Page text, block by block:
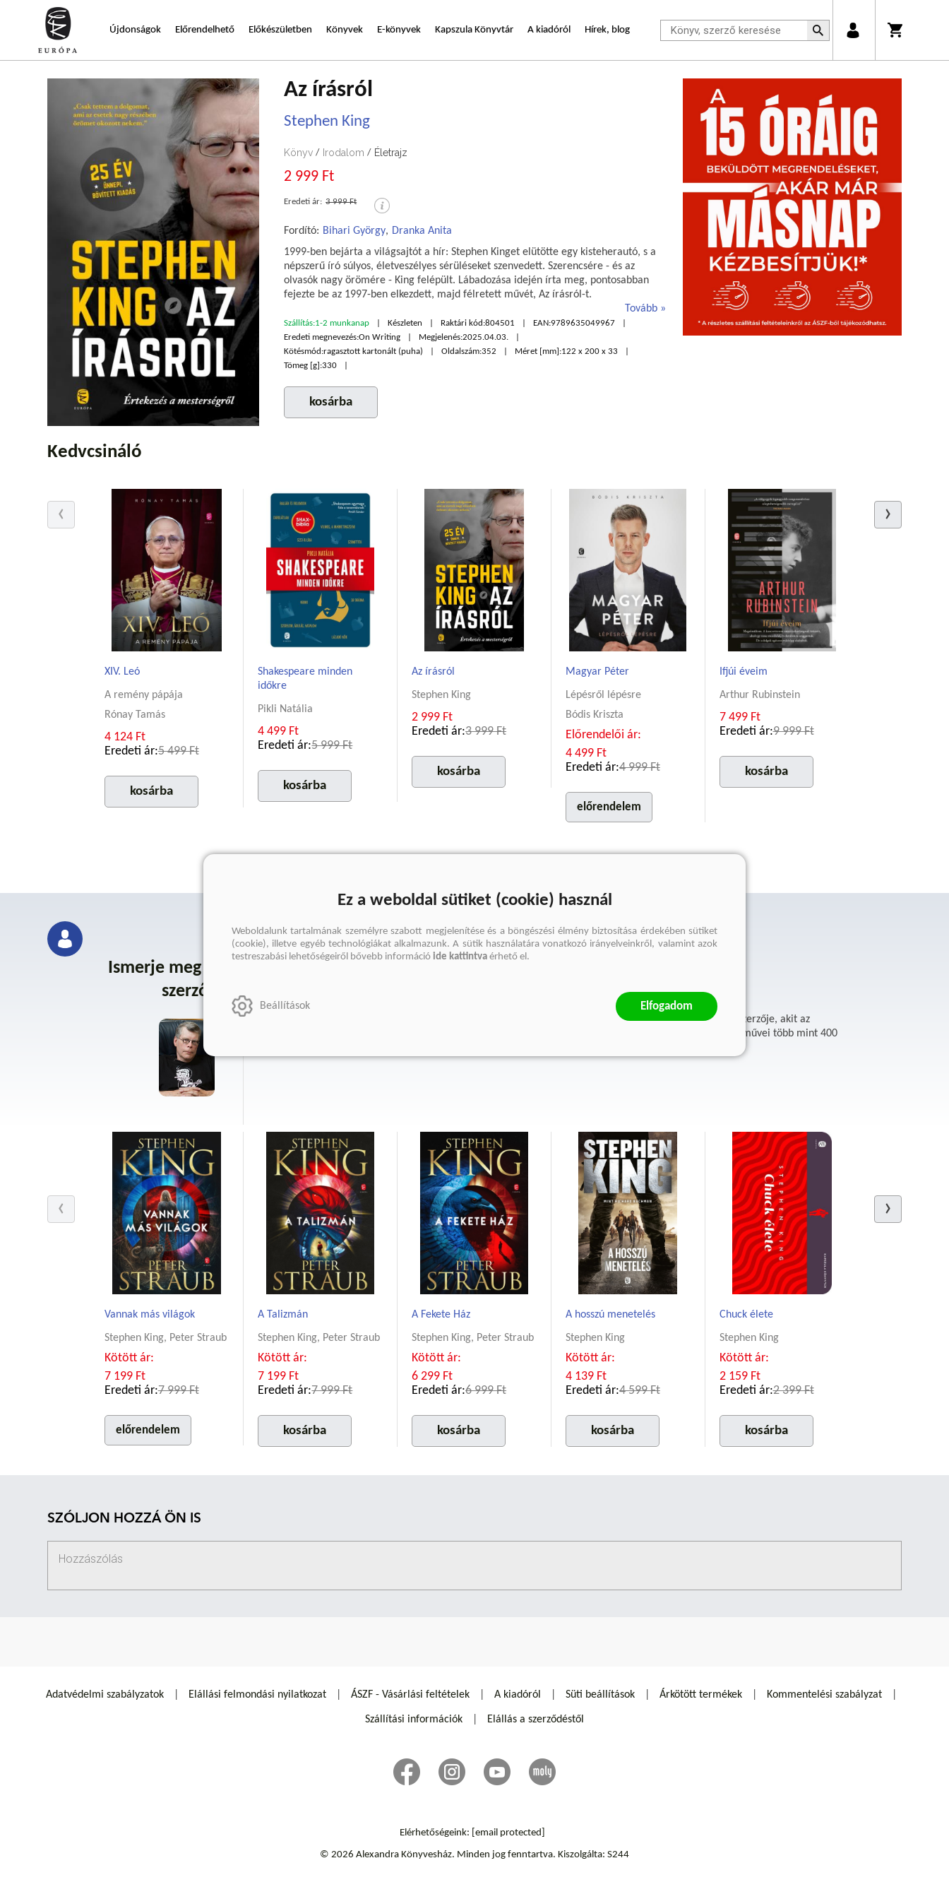
Újdonságok Előrendelhető Előkészületben Könyvek E-könyvek Kapszula Könyvtár A kiadóról Hírek, blog
Az írásról
Stephen King
Könyv / Irodalom / Életrajz
2 999 Ft
Eredeti ár: 3 999 Ft
Fordító: Bihari György, Dranka Anita
1999-ben bejárta a világsajtót a hír: Stephen Kinget elütötte egy kisteherautó, s a
népszerű író súlyos, életveszélyes sérüléseket szenvedett. Szerencsére - és az
olvasók nagy örömére - King felépült. Lábadozása idején írta meg, pontosabban
fejezte be az 1997-ben elkezdett, majd félretett művét, Az írásról-t.
Tovább
Szállítás:1-2 munkanap Készleten Raktári kód:804501 EAN:9789635049967
Eredeti megnevezés:On Writing Megjelenés:2025.04.03.
Kötésmód:ragasztott kartonált (puha) Oldalszám:352 Méret [mm]:122 x 200 x 33
Tömeg [g]:330
kosárba
Kedvcsináló
XIV. Leó
A remény pápája
Rónay Tamás
4 124 Ft
Eredeti ár:5 499 Ft
kosárba
Shakespeare minden
időkre
Pikli Natália
4 499 Ft
Eredeti ár:5 999 Ft
kosárba
Az írásról
Stephen King
2 999 Ft
Eredeti ár:3 999 Ft
kosárba
Magyar Péter
Lépésről lépésre
Bódis Kriszta
Előrendelői ár:
4 499 Ft
Eredeti ár:4 999 Ft
előrendelem
Ifjúi éveim
Arthur Rubinstein
7 499 Ft
Eredeti ár:9 999 Ft
kosárba
Ismerje meg a
szerzőt
Stephen King (Portland, Maine, 1947. szeptember 21. –) amerikai író, a jelenkor egyik legolvasottabb szerzője, akit az
úgynevezett popkultúra első számú írójaként szoktak emlegetni. Negyvennél is több nyelvre lefordított művei több mint 400
Vannak más világok
Stephen King, Peter Straub
Kötött ár:
7 199 Ft
Eredeti ár:7 999 Ft
előrendelem
A Talizmán
Stephen King, Peter Straub
Kötött ár:
7 199 Ft
Eredeti ár:7 999 Ft
kosárba
A Fekete Ház
Stephen King, Peter Straub
Kötött ár:
6 299 Ft
Eredeti ár:6 999 Ft
kosárba
A hosszú menetelés
Stephen King
Kötött ár:
4 139 Ft
Eredeti ár:4 599 Ft
kosárba
Chuck élete
Stephen King
Kötött ár:
2 159 Ft
Eredeti ár:2 399 Ft
kosárba
SZÓLJON HOZZÁ ÖN IS
Adatvédelmi szabályzatok Elállási felmondási nyilatkozat ÁSZF - Vásárlási feltételek A kiadóról Süti beállítások Árkötött termékek Kommentelési szabályzat
Szállítási információk Elállás a szerződéstől
Elérhetőségeink: [email protected]
© 2026 Alexandra Könyvesház. Minden jog fenntartva. Kiszolgálta: S244
Ez a weboldal sütiket (cookie) használ
Weboldalunk tartalmának személyre szabott megjelenítése és a böngészési élmény biztosítása érdekében sütiket
(cookie), illetve egyéb technológiákat alkalmazunk. A sütik használatára vonatkozó irányelveinkről, valamint azok
testreszabási lehetőségeiről bővebb információ ide kattintva érhető el.
Beállítások Elfogadom